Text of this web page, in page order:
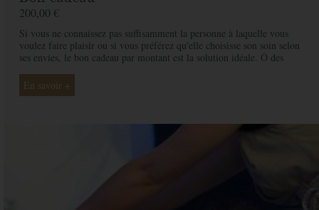
200,00 €
Si vous ne connaissez pas suffisamment la personne à laquelle vous
voulez faire plaisir ou si vous préférez qu'elle choisisse son soin selon
ses envies, le bon cadeau par montant est la solution idéale. Ô des
proche et ainsi rendre ce moment exceptionnel.
En savoir +